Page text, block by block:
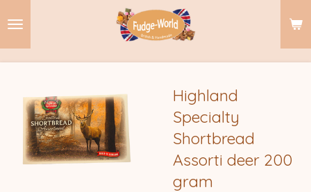
Highland
Specialty
Shortbread
Assorti deer 200
gram